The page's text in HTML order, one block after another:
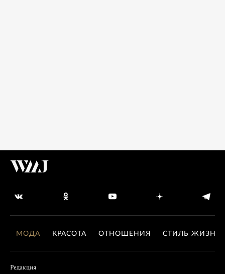
МОДА КРАСОТА ОТНОШЕНИЯ СТИЛЬ ЖИЗНИ
Редакция